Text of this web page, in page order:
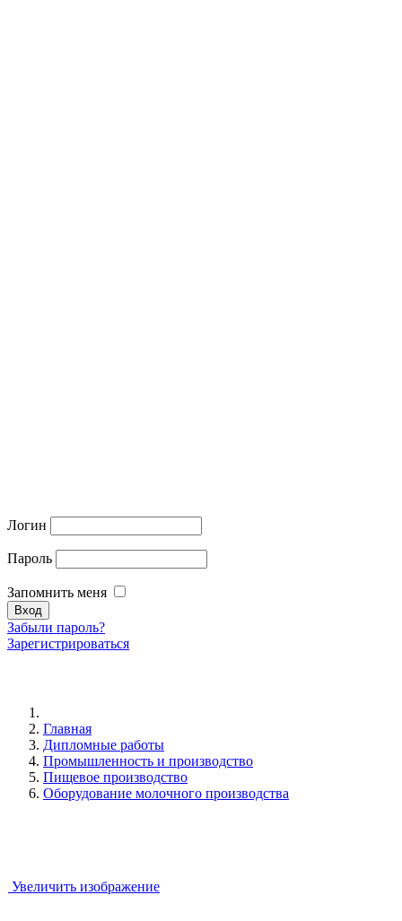
Логин
Пароль
Запомнить меня
Забыли пароль?
Зарегистрироваться
Главная
Дипломные работы
Промышленность и производство
Пищевое производство
Оборудование молочного производства
Увеличить изображение